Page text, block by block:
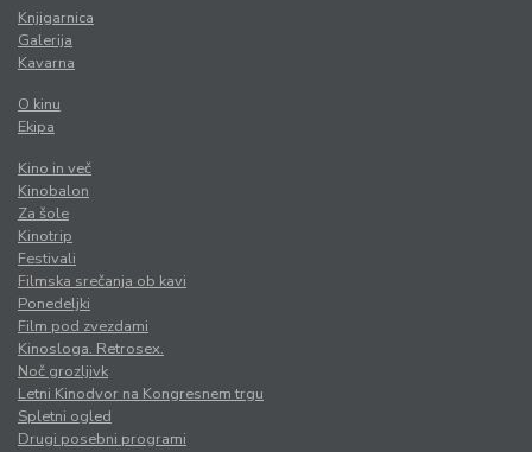
Knjigarnica
Galerija
Kavarna
O kinu
Ekipa
Kino in več
Kinobalon
Za šole
Kinotrip
Festivali
Filmska srečanja ob kavi
Ponedeljki
Film pod zvezdami
Kinosloga. Retrosex.
Noč grozljivk
Letni Kinodvor na Kongresnem trgu
Spletni ogled
Drugi posebni programi